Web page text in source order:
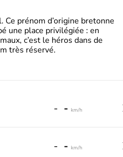
prénom d’origine bretonne
une place privilégiée : en
c’est le héros dans de
très réservé.
- - km/h
- - km/h